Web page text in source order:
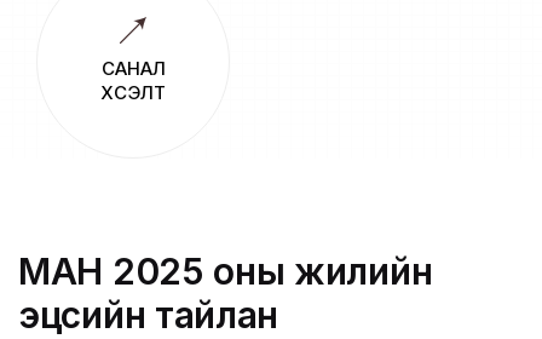
САНАЛ
ХҮСЭЛТ
МАН 2025 оны жилийн
эцсийн тайлан